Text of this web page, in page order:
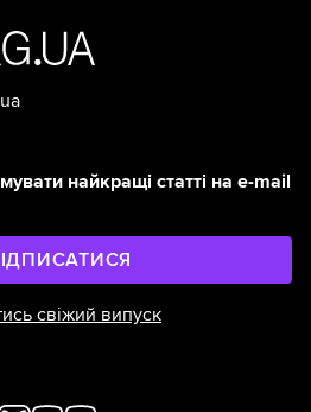
найкращі статті на e-mail
свіжий випуск